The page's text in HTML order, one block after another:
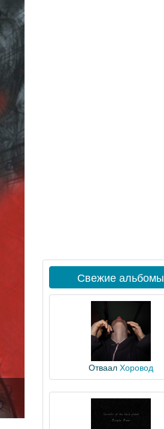
Свежие альбомы
Отваал Хоровод